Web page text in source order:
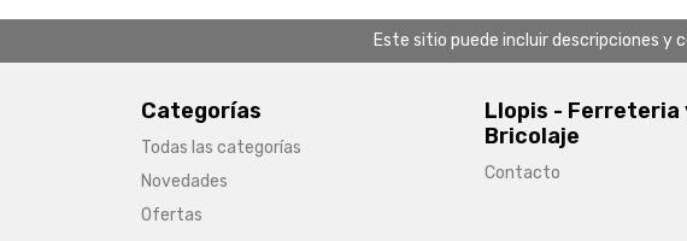
Este sitio puede incluir descripciones y
Categorías
Todas las categorías
Novedades
Ofertas
Llopis - Ferreteria
Bricolaje
Contacto